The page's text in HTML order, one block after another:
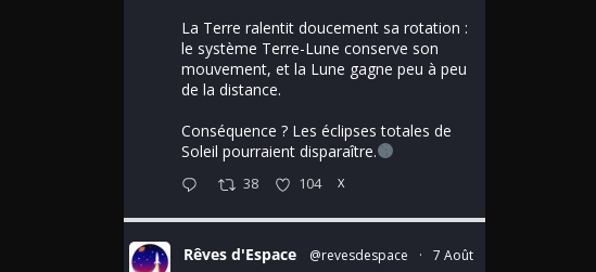
La Terre ralentit doucement sa rotation :
le système Terre-Lune conserve son
mouvement, et la Lune gagne peu à peu
de la distance.
Conséquence ? Les éclipses totales de
Soleil pourraient disparaître.
38 104 X
Rêves d'Espace @revesdespace · 7 Août